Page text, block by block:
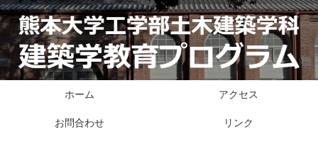
ホーム アクセス
お問合わせ リンク